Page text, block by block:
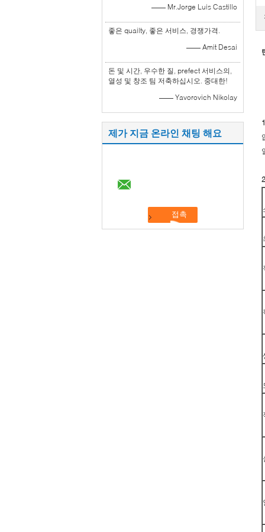
—— Mr.Jorge Luis Castillo
좋은 quailty, 좋은 서비스, 경쟁가격.
—— Amit Desai
돈 및 시간, 우수한 질, prefect 서비스의,
열성 및 창조 팀 저축하십시오. 중대한!
—— Yavorovich Nikolay
제가 지금 온라인 채팅 해요